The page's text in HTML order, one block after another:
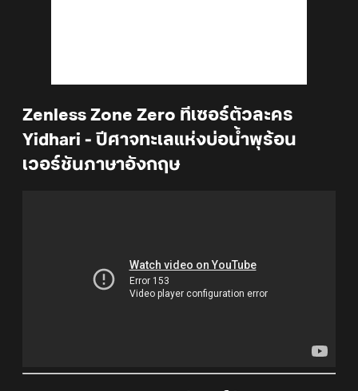
Zenless Zone Zero ทีเซอร์ตัวละคร
Yidhari - ปีศาจทะเลแห่งบ่อน้ำพุร้อน
เวอร์ชันภาษาอังกฤษ